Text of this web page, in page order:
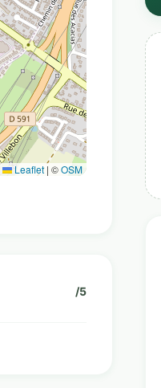
Leaflet | ©OSM
/5